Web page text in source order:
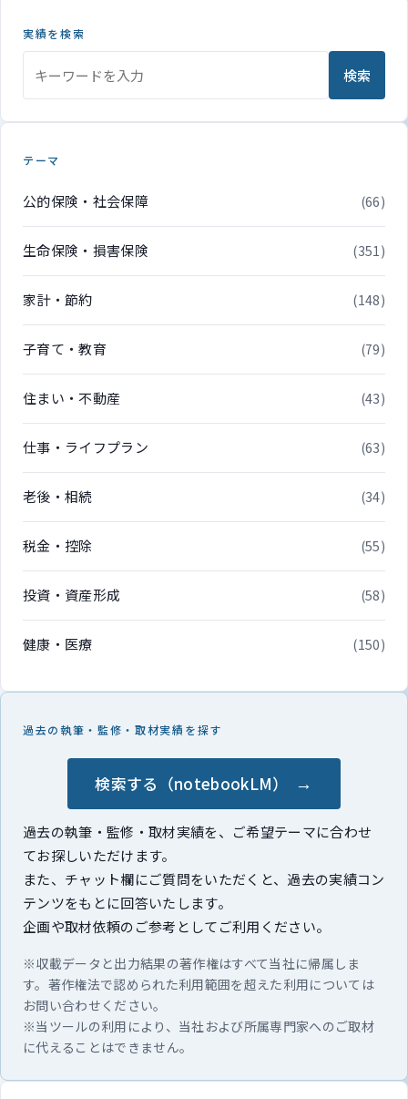
実績を検索
検索
テーマ
公的保険・社会保障 (66)
生命保険・損害保険 (351)
家計・節約 (148)
子育て・教育 (79)
住まい・不動産 (43)
仕事・ライフプラン (63)
老後・相続 (34)
税金・控除 (55)
投資・資産形成 (58)
健康・医療 (150)
過去の執筆・監修・取材実績を探す
検索する（notebookLM）
過去の執筆・監修・取材実績を、ご希望テーマに合わせ
てお探しいただけます。
また、チャット欄にご質問をいただくと、過去の実績コン
テンツをもとに回答いたします。
企画や取材依頼のご参考としてご利用ください。
※収載データと出力結果の著作権はすべて当社に帰属しま
す。著作権法で認められた利用範囲を超えた利用については
お問い合わせください。
※当ツールの利用により、当社および所属専門家へのご取材
に代えることはできません。